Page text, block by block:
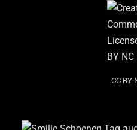
CC BY